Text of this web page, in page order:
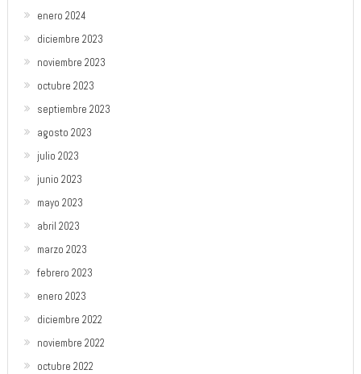
enero 2024
diciembre 2023
noviembre 2023
octubre 2023
septiembre 2023
agosto 2023
julio 2023
junio 2023
mayo 2023
abril 2023
marzo 2023
febrero 2023
enero 2023
diciembre 2022
noviembre 2022
octubre 2022